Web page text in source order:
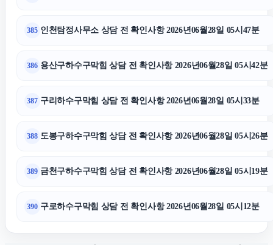
385 인천탐정사무소 상담 전 확인사항 2026년06월28일 05시47분
386 용산구하수구막힘 상담 전 확인사항 2026년06월28일 05시42분
387 구리하수구막힘 상담 전 확인사항 2026년06월28일 05시33분
388 도봉구하수구막힘 상담 전 확인사항 2026년06월28일 05시26분
389 금천구하수구막힘 상담 전 확인사항 2026년06월28일 05시19분
390 구로하수구막힘 상담 전 확인사항 2026년06월28일 05시12분